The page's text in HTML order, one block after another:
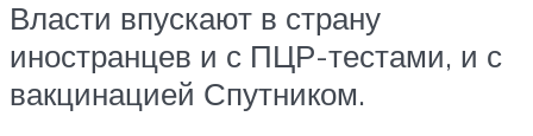
Власти впускают в страну
иностранцев и с ПЦР-тестами, и с
вакцинацией Спутником.